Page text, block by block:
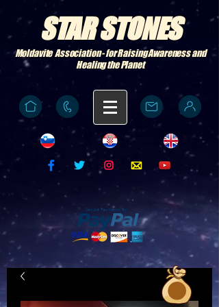
STAR STONES
Moldavite Association - for Raising Awareness and
Healing the Planet